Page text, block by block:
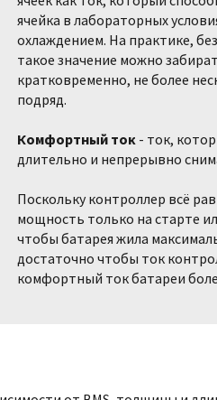
ячейка в лабораторных
охлаждением. На практике,
такое значение можно
кратковременно, не более
подряд.
Комфортный ток - ток,
длительно и непрерывно
Поскольку контроллер всё
мощность только на старте
чтобы батарея жила
достаточно чтобы ток
комфортный ток батареи